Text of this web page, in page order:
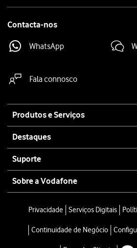
Contacta-nos
WhatsApp
Fala connosco
map
Produtos e Serviços
Destaques
Suporte
Sobre a Vodafone
Privacidade Serviços Digitais
Continuidade de Negócio